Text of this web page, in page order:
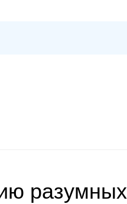
разумных